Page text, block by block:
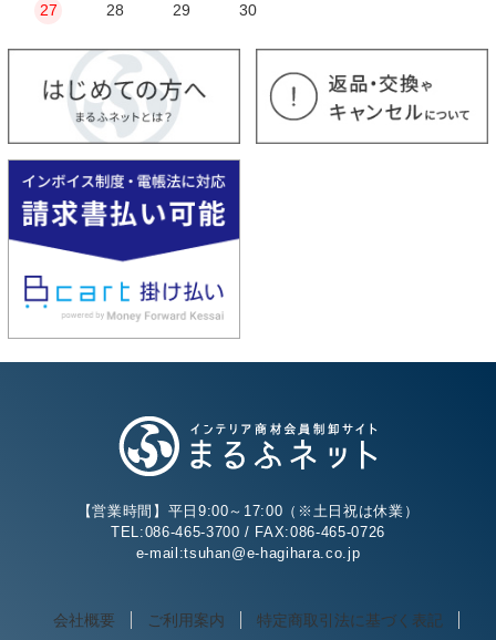
27
28 29 30
【営業時間】平日9:00～17:00（※土日祝は休業）
TEL:086-465-3700 / FAX:086-465-0726
e-mail:tsuhan@e-hagihara.co.jp
会社概要 ご利用案内 特定商取引法に基づく表記